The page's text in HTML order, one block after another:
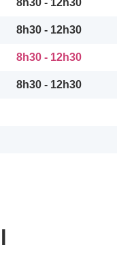
8h30 - 12h30
8h30 - 12h30
8h30 - 12h30
8h30 - 12h30